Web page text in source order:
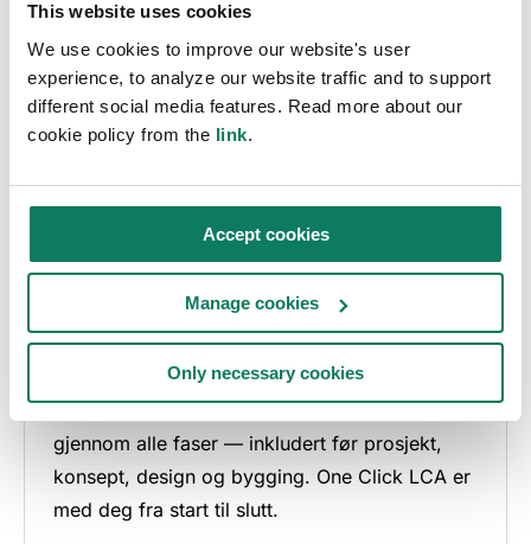
This website uses cookies
We use cookies to improve our website's user
experience, to analyze our website traffic and to support
different social media features. Read more about our
cookie policy from the link.
Accept cookies
Manage cookies
Only necessary cookies
Dekker alle prosjektfaser
Samarbeid med prosjektets interessenter
gjennom alle faser — inkludert før prosjekt,
konsept, design og bygging. One Click LCA er
med deg fra start til slutt.